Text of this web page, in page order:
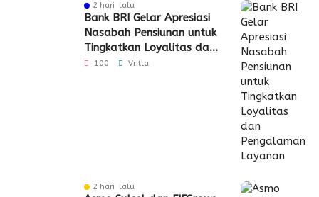
2 hari lalu
Bank BRI Gelar Apresiasi
Nasabah Pensiunan untuk
Tingkatkan Loyalitas dan
Pengalaman Layanan
100 Vritta
2 hari lalu